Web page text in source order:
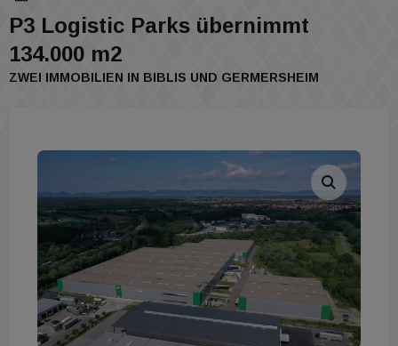
P3 Logistic Parks übernimmt
134.000 m2
ZWEI IMMOBILIEN IN BIBLIS UND GERMERSHEIM